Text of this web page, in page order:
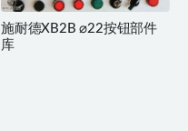
施耐德XB2B ⌀22按钮部件
库